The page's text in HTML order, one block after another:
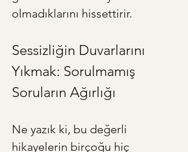
olmadıklarını hissettirir.
Sessizliğin Duvarlarını
Yıkmak: Sorulmamış
Soruların Ağırlığı
Ne yazık ki, bu değerli
hikayelerin birçoğu hiç